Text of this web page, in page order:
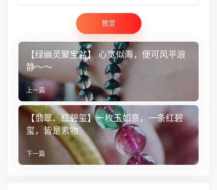
赞赏
【绿幽灵聚宝盆】 心宽似海，便可风平浪
静～～
上一篇
【翡翠、红碧玺】一枚玉如意，一条红碧
玺，皆是素物
下一篇